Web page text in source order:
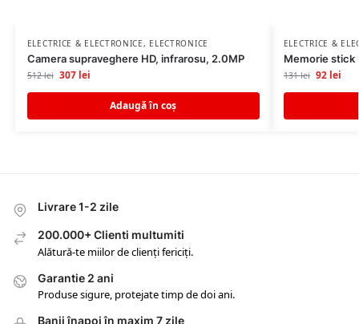
ELECTRICE & ELECTRONICE, ELECTRONICE
Camera supraveghere HD, infrarosu, 2.0MP
512lei 307 lei
Adaugă în coș
ELECTRICE &
Memorie stick
131lei 92 lei
Livrare 1-2 zile
200.000+ Clienti multumiti
Alătură-te miilor de clienți fericiți.
Garantie 2 ani
Produse sigure, protejate timp de doi ani.
Banii înapoi în maxim 7 zile